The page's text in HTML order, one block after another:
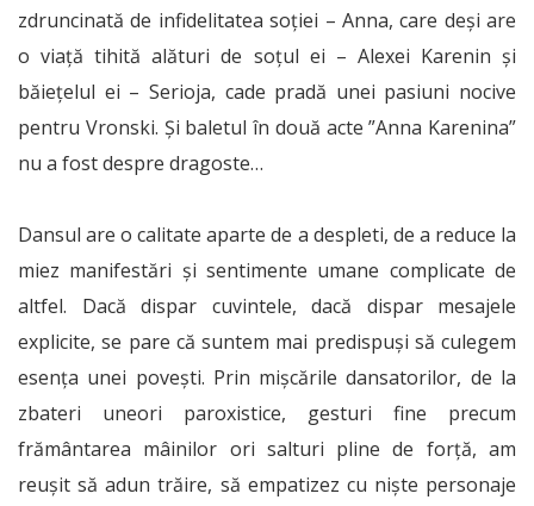
zdruncinată de infidelitatea soției – Anna, care deși are
o viață tihită alături de soțul ei – Alexei Karenin și
băiețelul ei – Serioja, cade pradă unei pasiuni nocive
pentru Vronski. Și baletul în două acte ”Anna Karenina”
nu a fost despre dragoste…
Dansul are o calitate aparte de a despleti, de a reduce la
miez manifestări și sentimente umane complicate de
altfel. Dacă dispar cuvintele, dacă dispar mesajele
explicite, se pare că suntem mai predispuși să culegem
esența unei povești. Prin mișcările dansatorilor, de la
zbateri uneori paroxistice, gesturi fine precum
frământarea mâinilor ori salturi pline de forță, am
reușit să adun trăire, să empatizez cu niște personaje